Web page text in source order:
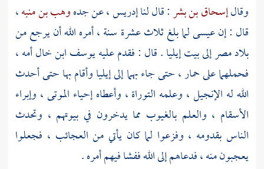
وقالإسحاق بن بشر: قال لناإدريس ،عن جدهوهب بن منبه،
قال : إنعيسىلما بلغ ثلاث عشرة سنة ، أمره الله أن يرجع من
بلادمصرإلىبيت إيليا. قال : فقدم عليهيوسفابن خال أمه ،
فحملهما على حمار ، حتى جاء بهما إلىإيلياوأقام بها حتى أحدث
الله له الإنجيل ، وعلمه التوراة ، وأعطاه إحياء الموتى ، وإبراء
الأسقام ، والعلم بالغيوب مما يدخرون في بيوتهم ، وتحدث
الناس بقدومه ، وفزعوا لما كان يأتي من العجائب ، فجعلوا
يعجبون منه ، فدعاهم إلى الله ففشا فيهم أمره .